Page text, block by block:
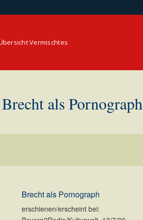
Vermischtes
Brecht als Pornograph
Brecht als Pornograph
erschienen/erscheint bei: